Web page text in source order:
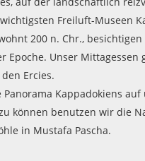
wichtigsten Freiluft-Museen
200 n. Chr.,
Epoche. Unser
Ercies.
Kappadokiens
können benutzen wir die
in Mustafa Pascha.